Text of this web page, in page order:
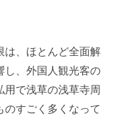
は、ほとんど全面解
し、外国人観光客の
用で浅草の浅草寺周
すごく多くなって